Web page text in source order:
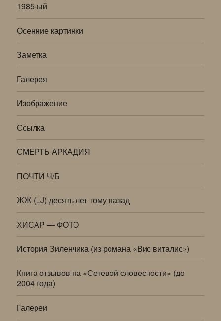
1985-ый
Осенние картинки
Заметка
Галерея
Изображение
Ссылка
СМЕРТЬ АРКАДИЯ
ПОЧТИ Ч/Б
ЖЖ (LJ) десять лет тому назад
ХИСАР — ФОТО
История Зиленчика (из романа «Вис виталис»)
Книга отзывов на «Сетевой словесности» (до
2004 года)
Галереи